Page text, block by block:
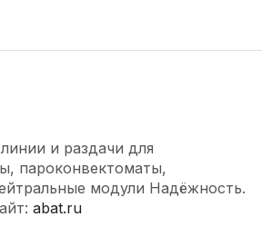
и раздачи для
пароконвектоматы,
модули Надёжность.
abat.ru